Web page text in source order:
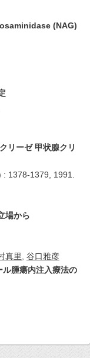
(NAG)
リーゼ 甲状腺クリ
1378-1379, 1991.
場から
真里
谷口雅彦
腫瘍内注入療法の